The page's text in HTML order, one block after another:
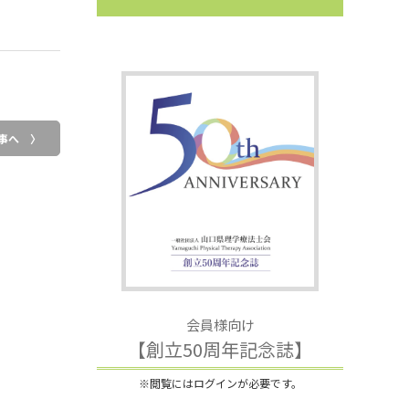
へ 〉
会員様向け
【創立50周年記念誌】
※閲覧にはログインが必要です。